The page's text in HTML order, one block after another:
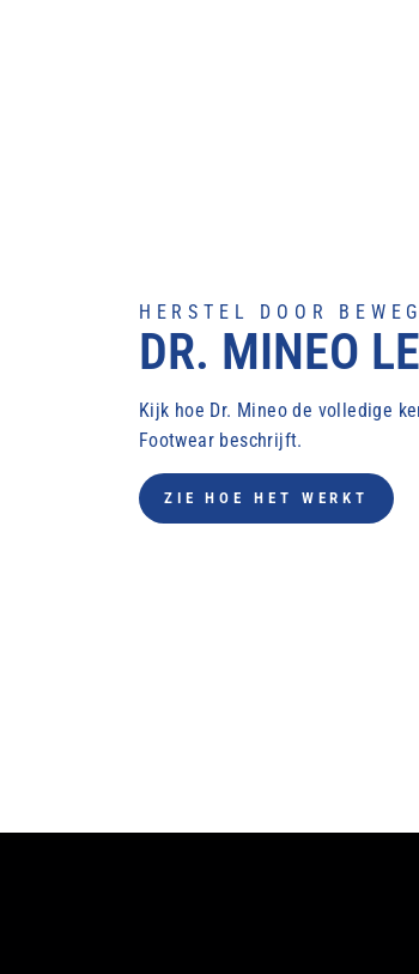
HERSTEL DOOR
DR. MINEO
Kijk hoe Dr. Mineo de volledige
Footwear beschrijft.
ZIE HOE HET WERKT